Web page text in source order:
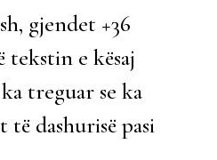
gjendet +36
e kësaj
treguar se ka
dashurisë pasi